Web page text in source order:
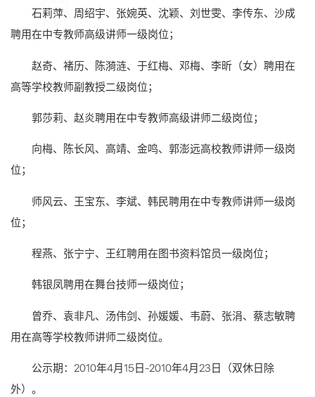
石莉萍、周绍宇、张婉英、沈颖、刘世雯、李传东、沙成
聘用在中专教师高级讲师一级岗位；
赵奇、褚历、陈漪涟、于红梅、邓梅、李昕（女）聘用在
高等学校教师副教授二级岗位；
郭莎莉、赵炎聘用在中专教师高级讲师二级岗位；
向梅、陈长风、高靖、金鸣、郭澎远高校教师讲师一级岗
位；
师风云、王宝东、李斌、韩民聘用在中专教师讲师一级岗
位；
程燕、张宁宁、王红聘用在图书资料馆员一级岗位；
韩银凤聘用在舞台技师一级岗位；
曾乔、袁非凡、汤伟剑、孙媛媛、韦蔚、张涓、蔡志敏聘
用在高等学校教师讲师二级岗位。
公示期：2010年4月15日-2010年4月23日（双休日除
外）。